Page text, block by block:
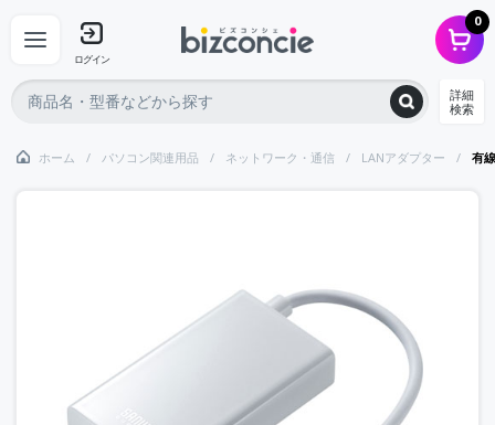
ログイン
0
詳細
検索
ホーム パソコン関連用品 ネットワーク・通信 LANアダプター 有